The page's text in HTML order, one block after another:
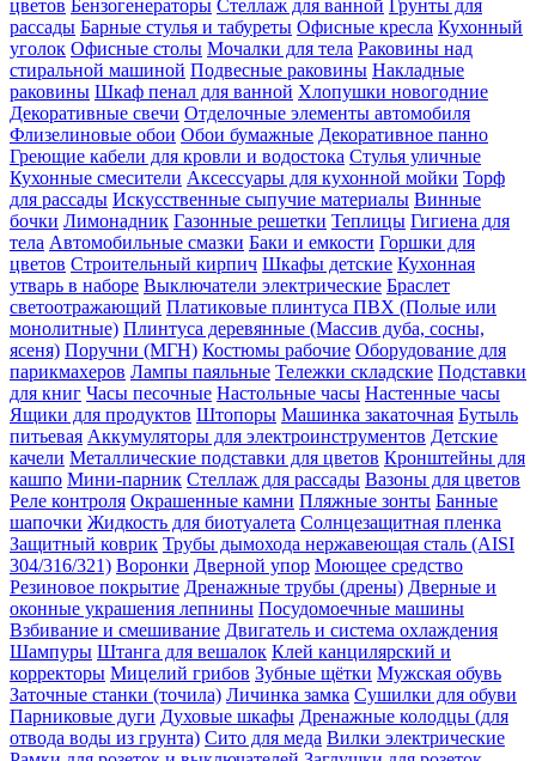
цветов Бензогенераторы Стеллаж для ванной Грунты для
рассады Барные стулья и табуреты Офисные кресла Кухонный
уголок Офисные столы Мочалки для тела Раковины над
стиральной машиной Подвесные раковины Накладные
раковины Шкаф пенал для ванной Хлопушки новогодние
Декоративные свечи Отделочные элементы автомобиля
Флизелиновые обои Обои бумажные Декоративное панно
Греющие кабели для кровли и водостока Стулья уличные
Кухонные смесители Аксессуары для кухонной мойки Торф
для рассады Искусственные сыпучие материалы Винные
бочки Лимонадник Газонные решетки Теплицы Гигиена для
тела Автомобильные смазки Баки и емкости Горшки для
цветов Строительный кирпич Шкафы детские Кухонная
утварь в наборе Выключатели электрические Браслет
светоотражающий Платиковые плинтуса ПВХ (Полые или
монолитные) Плинтуса деревянные (Массив дуба, сосны,
ясеня) Поручни (МГН) Костюмы рабочие Оборудование для
парикмахеров Лампы паяльные Тележки складские Подставки
для книг Часы песочные Настольные часы Настенные часы
Ящики для продуктов Штопоры Машинка закаточная Бутыль
питьевая Аккумуляторы для электроинструментов Детские
качели Металлические подставки для цветов Кронштейны для
кашпо Мини-парник Стеллаж для рассады Вазоны для цветов
Реле контроля Окрашенные камни Пляжные зонты Банные
шапочки Жидкость для биотуалета Солнцезащитная пленка
Защитный коврик Трубы дымохода нержавеющая сталь (AISI
304/316/321) Воронки Дверной упор Моющее средство
Резиновое покрытие Дренажные трубы (дрены) Дверные и
оконные украшения лепнины Посудомоечные машины
Взбивание и смешивание Двигатель и система охлаждения
Шампуры Штанга для вешалок Клей канцилярский и
корректоры Мицелий грибов Зубные щётки Мужская обувь
Заточные станки (точила) Личинка замка Сушилки для обуви
Парниковые дуги Духовые шкафы Дренажные колодцы (для
отвода воды из грунта) Сито для меда Вилки электрические